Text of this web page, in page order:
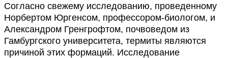
Согласно свежему исследованию, проведенному
Норбертом Юргенсом, профессором-биологом, и
Александром Гренгрофтом, почвоведом из
Гамбургского университета, термиты являются
причиной этих формаций. Исследование